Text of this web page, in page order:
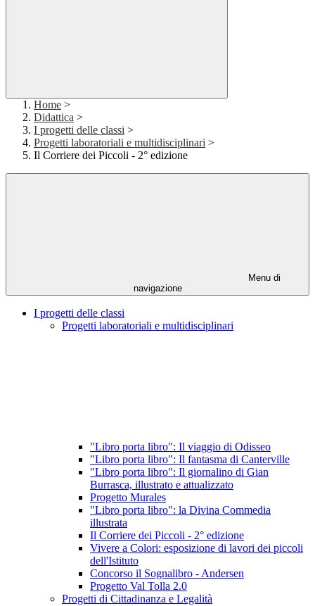
Home >
Didattica >
I progetti delle classi >
Progetti laboratoriali e multidisciplinari >
Il Corriere dei Piccoli - 2° edizione
Menu di
navigazione
I progetti delle classi
Progetti laboratoriali e multidisciplinari
"Libro porta libro": Il viaggio di Odisseo
"Libro porta libro": Il fantasma di Canterville
"Libro porta libro": Il giornalino di Gian
Burrasca, illustrato e attualizzato
Progetto Murales
"Libro porta libro": la Divina Commedia
illustrata
Il Corriere dei Piccoli - 2° edizione
Vivere a Colori: esposizione di lavori dei piccoli
dell'Istituto
Concorso il Sognalibro - Andersen
Progetto Val Tolla 2.0
Progetti di Cittadinanza e Legalità